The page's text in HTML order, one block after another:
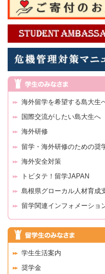
海外留学を希望する島大生
国際交流がしたい島大生へ
海外研修
留学・海外研修のための奨
海外安全対策
トビタテ！留学JAPAN
島根県グローカル人材育成
留学関連インフォメーショ
学生生活案内
奨学金